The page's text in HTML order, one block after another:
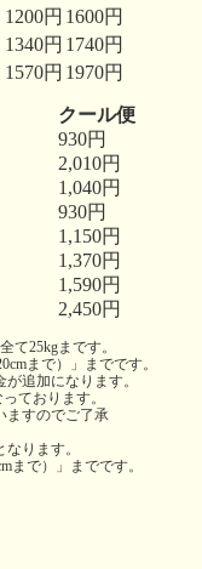
1200円 1600円
1340円 1740円
1570円 1970円
クール便
930円
2,010円
1,040円
930円
1,150円
1,370円
1,590円
2,450円
て25kgまです。
まで）」までです。
追加になります。
ております。
ますのでご了承
ります。
まで）」までです。